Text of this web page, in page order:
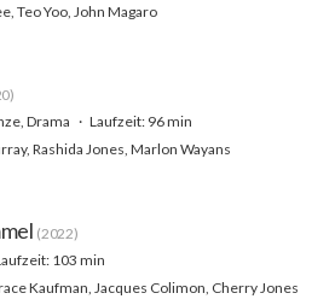
Teo Yoo, John Magaro
Drama
Laufzeit: 96 min
Rashida Jones, Marlon Wayans
(2022)
103 min
Kaufman, Jacques Colimon, Cherry Jones